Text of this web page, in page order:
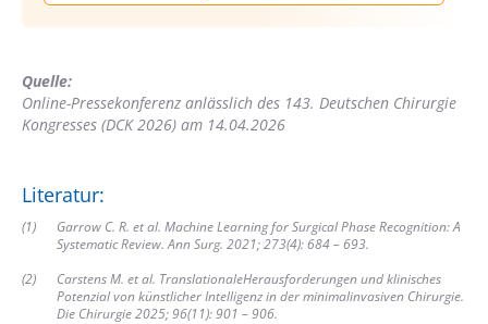
Quelle:
Online-Pressekonferenz anlässlich des 143. Deutschen Chirurgie
Kongresses (DCK 2026) am 14.04.2026
Literatur:
(1)
Garrow C. R. et al. Machine Learning for Surgical Phase Recognition: A
Systematic Review. Ann Surg. 2021; 273(4): 684 – 693.
(2) Carstens M. et al. TranslationaleHerausforderungen und klinisches
Potenzial von künstlicher Intelligenz in der minimalinvasiven Chirurgie.
Die Chirurgie 2025; 96(11): 901 – 906.